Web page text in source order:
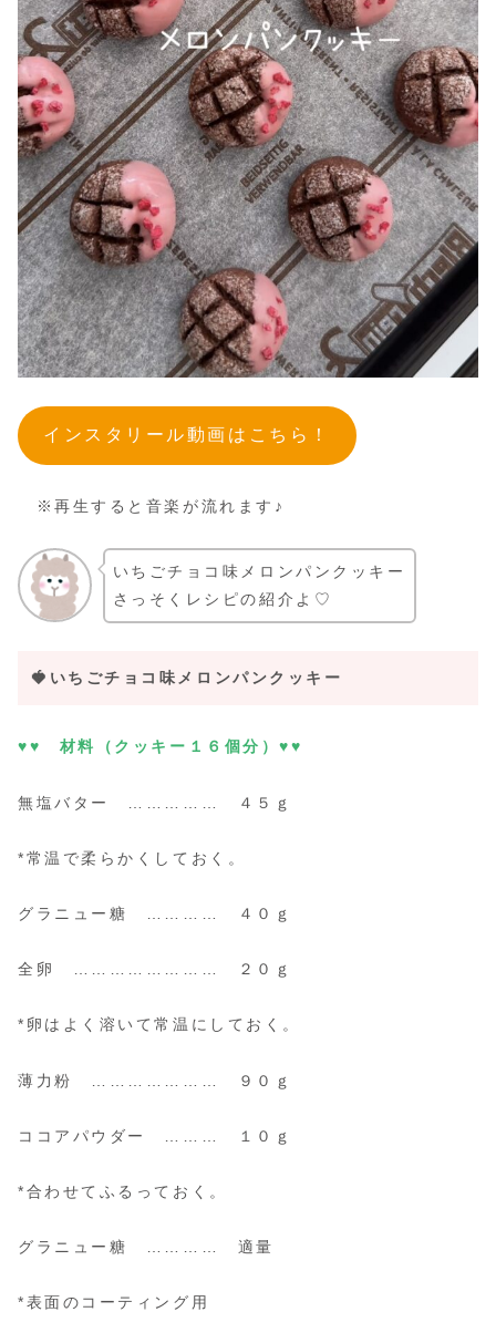
インスタリール動画はこちら！
※再生すると音楽が流れます♪
いちごチョコ味メロンパンクッキー
さっそくレシピの紹介よ♡
🍓いちごチョコ味メロンパンクッキー
♥♥ 材料（クッキー１６個分）♥♥
無塩バター …………… ４５ｇ
*常温で柔らかくしておく。
グラニュー糖 ………… ４０ｇ
全卵 …………………… ２０ｇ
*卵はよく溶いて常温にしておく。
薄力粉 ………………… ９０ｇ
ココアパウダー ……… １０ｇ
*合わせてふるっておく。
グラニュー糖 ………… 適量
*表面のコーティング用